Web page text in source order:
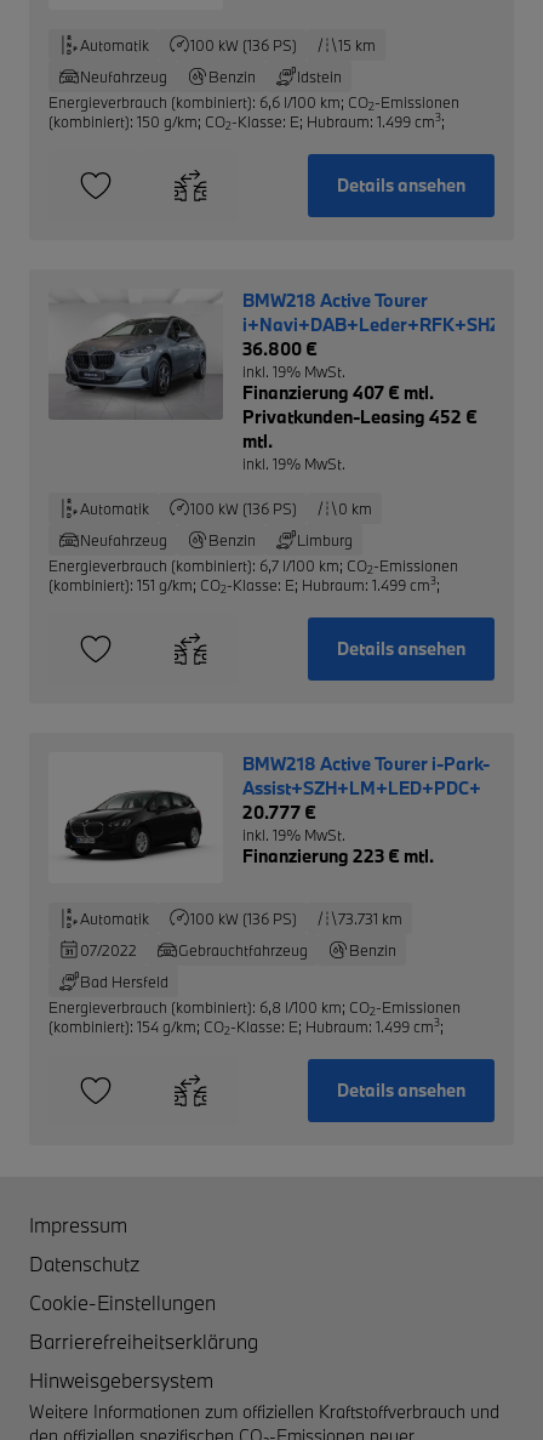
Automatik 100 kW (136 PS)
15 km
Neufahrzeug
Benzin
Idstein
Energieverbrauch (kombiniert): 6,6 l/100 km; CO2-Emissionen
(kombiniert): 150 g/km; CO2-Klasse: E; Hubraum: 1.499 cm3;
Details ansehen
BMW218 Active Tourer
36.800 €
inkl. 19% MwSt.
Finanzierung 407 € mtl.
Privatkunden-Leasing 452 €
mtl.
inkl. 19% MwSt.
Automatik 100 kW (136 PS)
0 km
Neufahrzeug
Benzin
Limburg
Energieverbrauch (kombiniert): 6,7 l/100 km; CO2-Emissionen
(kombiniert): 151 g/km; CO2-Klasse: E; Hubraum: 1.499 cm3;
Details ansehen
BMW218 Active Tourer i-Park-
Assist+SZH+LM+LED+PDC+
20.777 €
inkl. 19% MwSt.
Finanzierung 223 € mtl.
Automatik 100 kW (136 PS)
73.731 km
07/2022
Gebrauchtfahrzeug
Benzin
Bad Hersfeld
Energieverbrauch (kombiniert): 6,8 l/100 km; CO2-Emissionen
(kombiniert): 154 g/km; CO2-Klasse: E; Hubraum: 1.499 cm3;
Details ansehen
Impressum
Datenschutz
Cookie-Einstellungen
Barrierefreiheitserklärung
Hinweisgebersystem
Weitere Informationen zum offiziellen Kraftstoffverbrauch und
den offiziellen spezifischen CO₂-Emissionen neuer